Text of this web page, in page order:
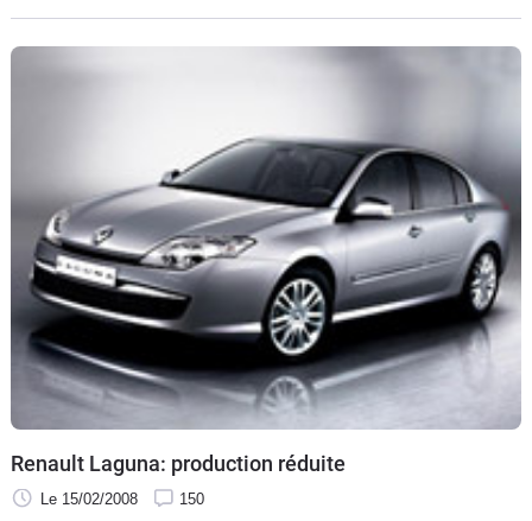
Renault Laguna: production réduite
Le 15/02/2008 150